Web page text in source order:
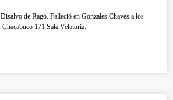
de Rago. Falleció en Gonzales Chaves a los
171 Sala Velatoria: